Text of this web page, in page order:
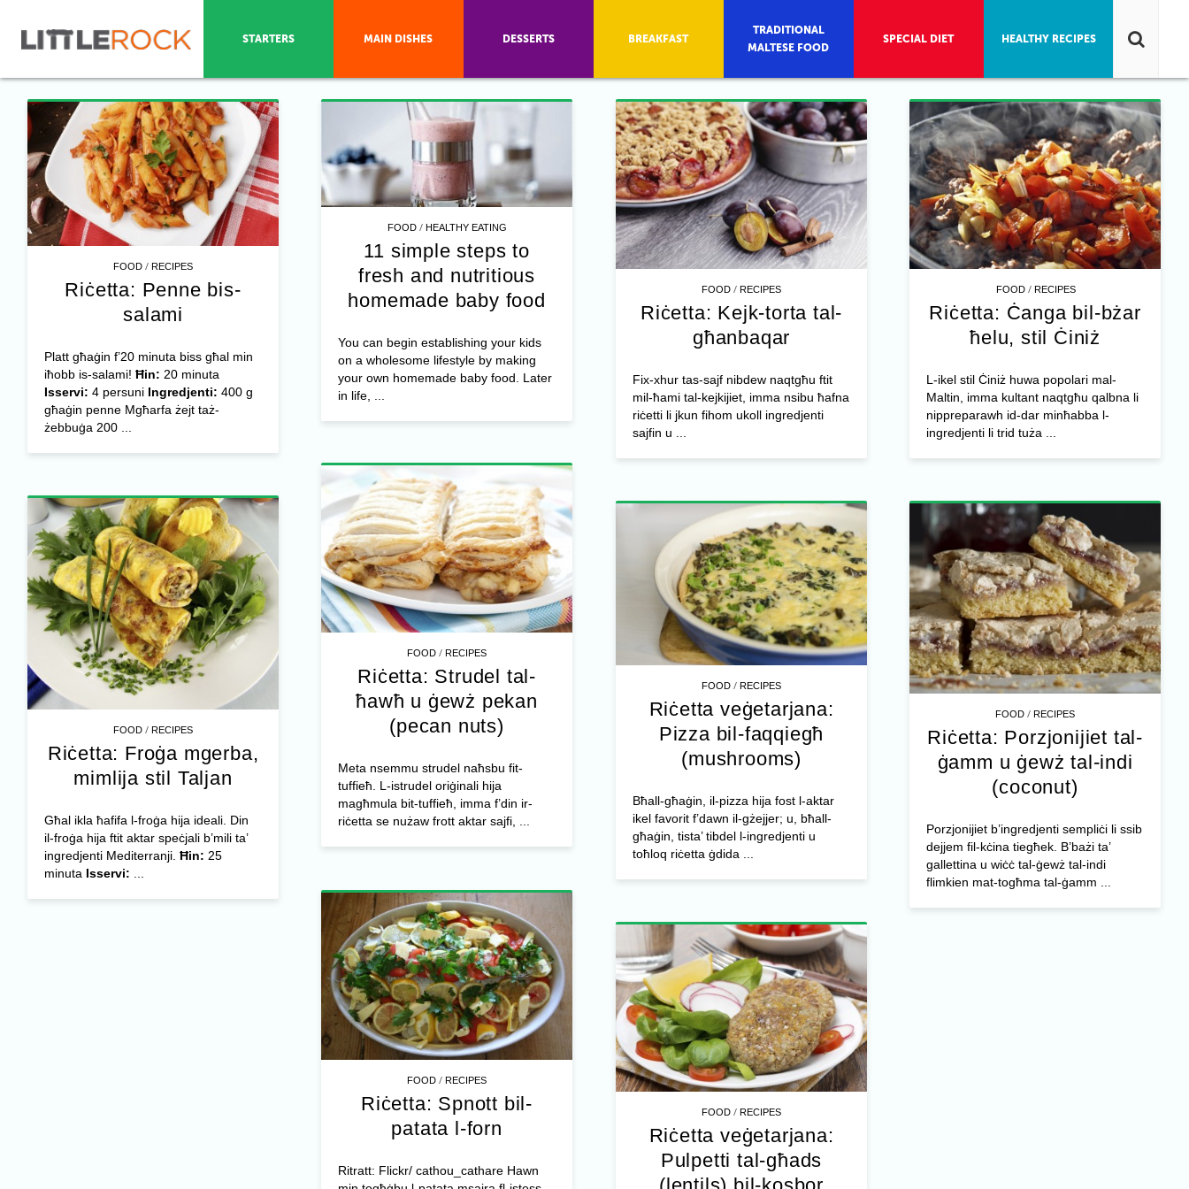
FOOD /RECIPES
Riċetta: Penne bis-
salami
Platt għaġin f’20 minuta biss għal min
iħobb is-salami! Ħin: 20 minuta
Isservi: 4 persuni Ingredjenti: 400 g
għaġin penne Mgħarfa żejt taż-
żebbuġa 200 ...
FOOD/ HEALTHY EATING
11 simple steps to
fresh and nutritious
homemade baby food
You can begin establishing your kids
on a wholesome lifestyle by making
your own homemade baby food. Later
in life, ...
FOOD /RECIPES
Riċetta: Kejk-torta tal-
għanbaqar
Fix-xhur tas-sajf nibdew naqtgħu ftit
mil-ħami tal-kejkijiet, imma nsibu ħafna
riċetti li jkun fihom ukoll ingredjenti
sajfin u ...
FOOD/ RECIPES
Riċetta: Ċanga bil-bżar
ħelu, stil Ċiniż
L-ikel stil Ċiniż huwa popolari mal-
Maltin, imma kultant naqtgħu qalbna li
nippreparawh id-dar minħabba l-
ingredjenti li trid tuża ...
FOOD /RECIPES
Riċetta: Strudel tal-
ħawħ u ġewż pekan
(pecan nuts)
Meta nsemmu strudel naħsbu fit-
tuffieħ. L-istrudel oriġinali hija
magħmula bit-tuffieħ, imma f’din ir-
riċetta se nużaw frott aktar sajfi, ...
FOOD /RECIPES
Riċetta: Froġa mgerba,
mimlija stil Taljan
Għal ikla ħafifa l-froġa hija ideali. Din
il-froġa hija ftit aktar speċjali b’mili ta’
ingredjenti Mediterranji. Ħin: 25
minuta Isservi:
FOOD /RECIPES
Riċetta veġetarjana:
Pizza bil-faqqiegħ
(mushrooms)
Bħall-għaġin, il-pizza hija fost l-aktar
ikel favorit f’dawn il-gżejjer; u, bħall-
għaġin, tista’ tibdel l-ingredjenti u
toħloq riċetta ġdida ...
FOOD /RECIPES
Riċetta: Porzjonijiet tal-
ġamm u ġewż tal-indi
(coconut)
Porzjonijiet b’ingredjenti sempliċi li ssib
dejjem fil-kċina tiegħek. B’bażi ta’
gallettina u wiċċ tal-ġewż tal-indi
flimkien mat-togħma tal-ġamm ...
FOOD /RECIPES
Riċetta: Spnott bil-
patata l-forn
Ritratt: Flickr/ cathou_cathare Hawn
FOOD /RECIPES
Riċetta veġetarjana:
Pulpetti tal-għads
STARTERS MAIN DISHES DESSERTS BREAKFAST
TRADITIONAL
MALTESE FOOD
SPECIAL DIET HEALTHY RECIPES